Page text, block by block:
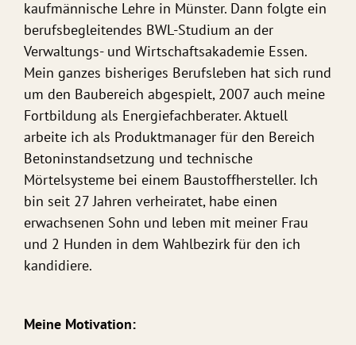
kaufmännische Lehre in Münster. Dann folgte ein
berufsbegleitendes BWL-Studium an der
Verwaltungs- und Wirtschaftsakademie Essen.
Mein ganzes bisheriges Berufsleben hat sich rund
um den Baubereich abgespielt, 2007 auch meine
Fortbildung als Energiefachberater. Aktuell
arbeite ich als Produktmanager für den Bereich
Betoninstandsetzung und technische
Mörtelsysteme bei einem Baustoffhersteller. Ich
bin seit 27 Jahren verheiratet, habe einen
erwachsenen Sohn und leben mit meiner Frau
und 2 Hunden in dem Wahlbezirk für den ich
kandidiere.
Meine Motivation: